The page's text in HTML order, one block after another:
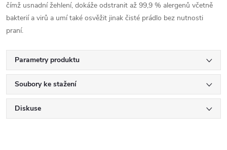
čímž usnadní žehlení, dokáže odstranit až 99,9 % alergenů včetně
bakterií a virů a umí také osvěžit jinak čisté prádlo bez nutnosti
praní.
Parametry produktu
Soubory ke stažení
Diskuse